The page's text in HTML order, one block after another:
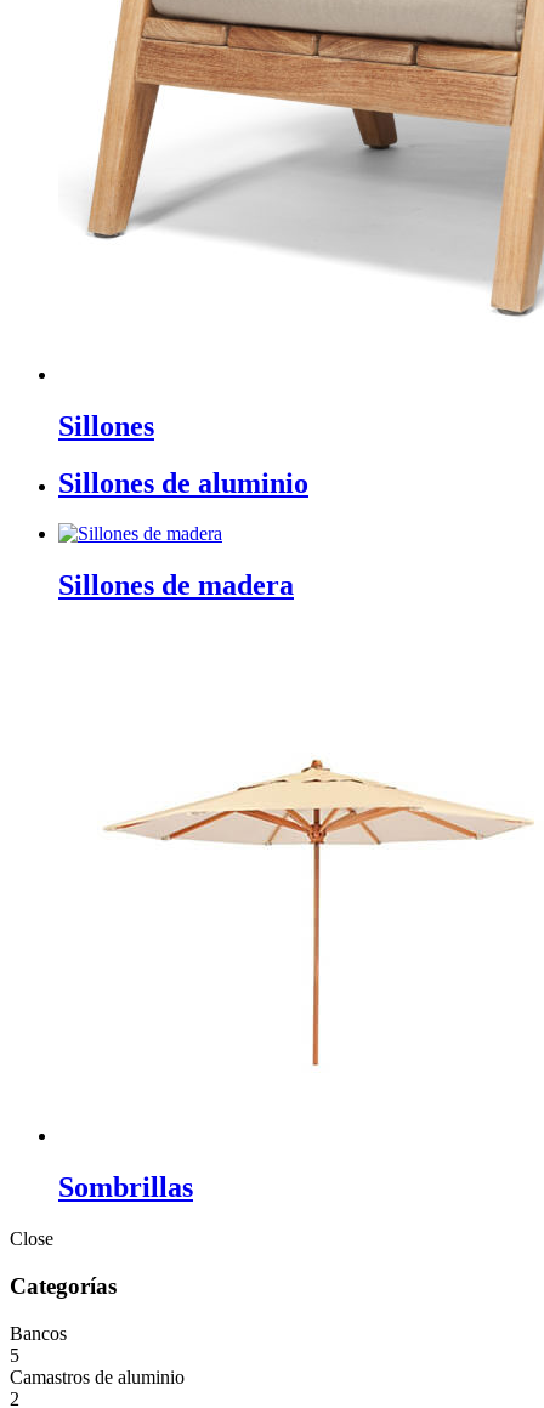
Sillones
Sillones de aluminio
Sillones de madera
Sombrillas
Close
Categorías
Bancos
5
Camastros de aluminio
2